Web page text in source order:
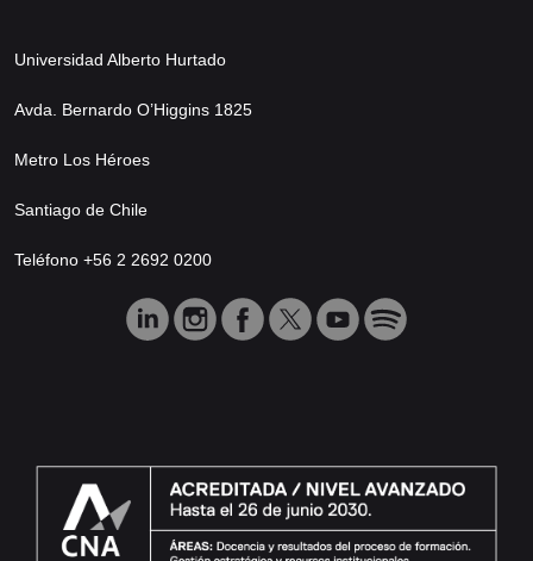
Universidad Alberto Hurtado
Avda. Bernardo O’Higgins 1825
Metro Los Héroes
Santiago de Chile
Teléfono +56 2 2692 0200